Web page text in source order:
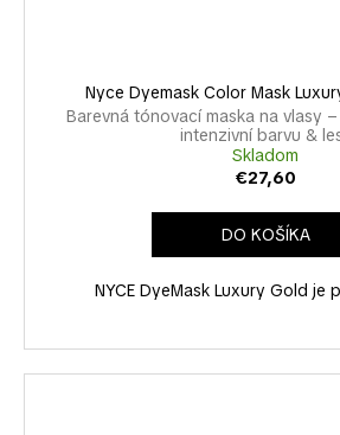
Nyce Dyemask Color Mask
Barevná tónovací maska na vlasy
intenzivní barvu &
Skladom
€27,60
DO KOŠÍKA
NYCE DyeMask Luxury Gold je